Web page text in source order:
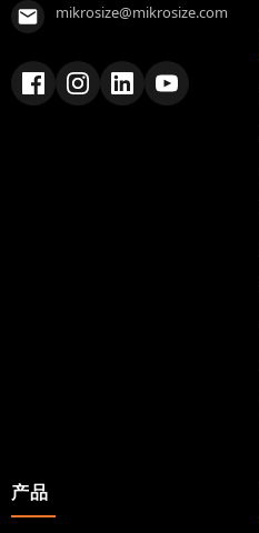
mikrosize@mikrosize.com
产品